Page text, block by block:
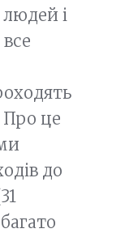
і
Про це
до